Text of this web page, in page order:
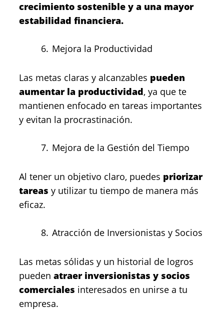
crecimiento sostenible y a una mayor
estabilidad financiera.
Mejora la Productividad
Las metas claras y alcanzables pueden
aumentar la productividad, ya que te
mantienen enfocado en tareas importantes
y evitan la procrastinación.
Mejora de la Gestión del Tiempo
Al tener un objetivo claro, puedes priorizar
tareas y utilizar tu tiempo de manera más
eficaz.
Atracción de Inversionistas y Socios
Las metas sólidas y un historial de logros
pueden atraer inversionistas y socios
comerciales interesados en unirse a tu
empresa.